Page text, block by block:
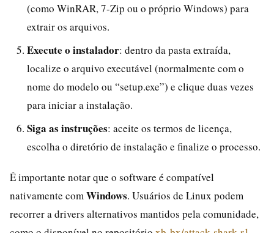
(como WinRAR, 7-Zip ou o próprio Windows) para
extrair os arquivos.
Execute o instalador: dentro da pasta extraída,
localize o arquivo executável (normalmente com o
nome do modelo ou “setup.exe”) e clique duas vezes
para iniciar a instalação.
Siga as instruções: aceite os termos de licença,
escolha o diretório de instalação e finalize o processo.
É importante notar que o software é compatível
nativamente com Windows. Usuários de Linux podem
recorrer a drivers alternativos mantidos pela comunidade,